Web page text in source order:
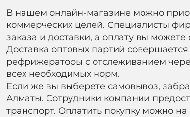
В нашем онлайн-магазине можно
коммерческих целей. Специалисты
заказа и доставки, а оплату вы
Доставка оптовых партий
рефрижераторы с отслеживанием
всех необходимых норм.
Если же вы выберете самовывоз,
Алматы. Сотрудники компании
транспорт. Оплатить покупку можно